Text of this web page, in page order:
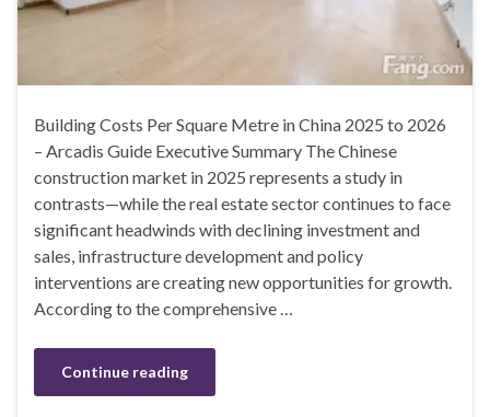
Building Costs Per Square Metre in China 2025 to 2026
– Arcadis Guide Executive Summary The Chinese
construction market in 2025 represents a study in
contrasts—while the real estate sector continues to face
significant headwinds with declining investment and
sales, infrastructure development and policy
interventions are creating new opportunities for growth.
According to the comprehensive …
Continue reading